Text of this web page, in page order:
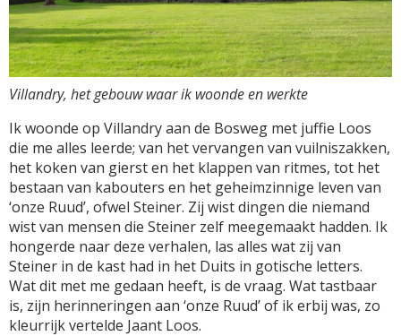
Villandry, het gebouw waar ik woonde en werkte
Ik woonde op Villandry aan de Bosweg met juffie Loos
die me alles leerde; van het vervangen van vuilniszakken,
het koken van gierst en het klappen van ritmes, tot het
bestaan van kabouters en het geheimzinnige leven van
‘onze Ruud’, ofwel Steiner. Zij wist dingen die niemand
wist van mensen die Steiner zelf meegemaakt hadden. Ik
hongerde naar deze verhalen, las alles wat zij van
Steiner in de kast had in het Duits in gotische letters.
Wat dit met me gedaan heeft, is de vraag. Wat tastbaar
is, zijn herinneringen aan ‘onze Ruud’ of ik erbij was, zo
kleurrijk vertelde Jaant Loos.